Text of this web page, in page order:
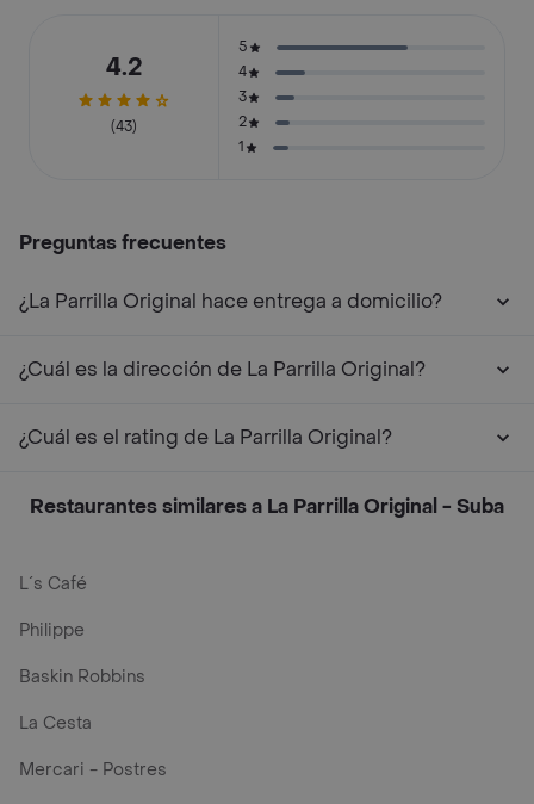
4.2
(43)
5
4
3
2
1
Preguntas frecuentes
¿La Parrilla Original hace entrega a domicilio?
¿Cuál es la dirección de La Parrilla Original?
¿Cuál es el rating de La Parrilla Original?
Restaurantes similares a La Parrilla Original - Suba
L´s Café
Philippe
Baskin Robbins
La Cesta
Mercari - Postres